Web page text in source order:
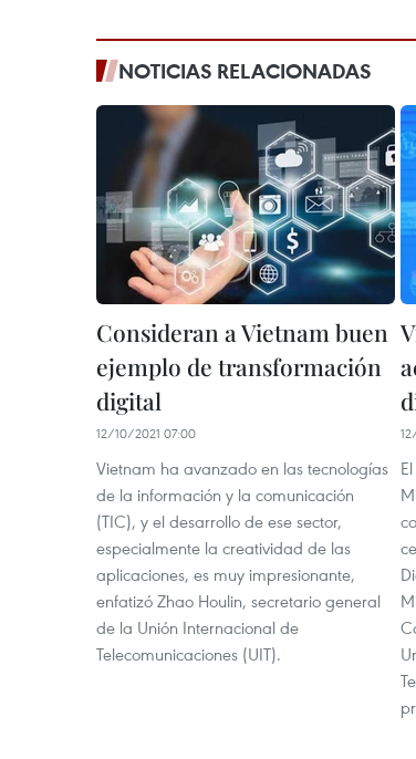
NOTICIAS RELACIONADAS
Consideran a Vietnam buen
ejemplo de transformación
digital
12/10/2021 07:00
Vietnam ha avanzado en las tecnologías
de la información y la comunicación
(TIC), y el desarrollo de ese sector,
especialmente la creatividad de las
aplicaciones, es muy impresionante,
enfatizó Zhao Houlin, secretario general
de la Unión Internacional de
Telecomunicaciones (UIT).